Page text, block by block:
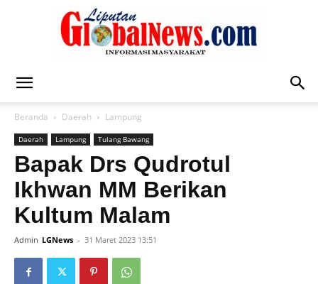
Global
News
Beranda Daerah Lampung
Daerah Lampung Tulang Bawang
Bapak Drs Qudrotul
Ikhwan MM Berikan
Kultum Malam
Admin LGNews - 31 Maret 2023 13:51